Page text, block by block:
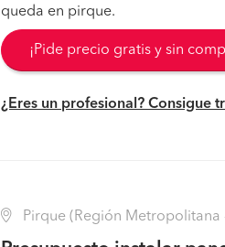
queda en pirque.
¡Pide precio gratis y sin
¿Eres un profesional? Consigue
Pirque (Región